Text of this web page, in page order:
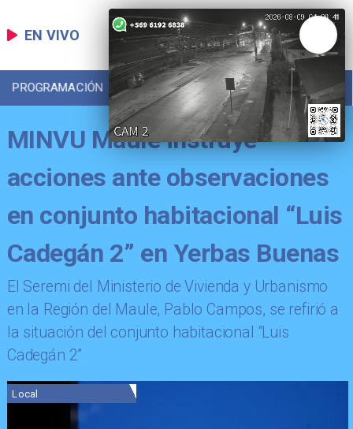
EN VIVO
PROGRAMACIÓN LOCAL DEPORTES
MINVU Maule instruye
acciones ante observaciones
en conjunto habitacional “Luis
Cadegán 2” en Yerbas Buenas
​El Seremi del Ministerio de Vivienda y Urbanismo
en la Región del Maule, Pablo Campos, se refirió a
la situación del conjunto habitacional “Luis
Cadegán 2”
Local